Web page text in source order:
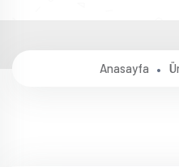
Anasayfa